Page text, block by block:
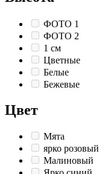
ФОТО 1
ФОТО 2
1 см
Цветные
Белые
Бежевые
Цвет
Мята
ярко розовый
Малиновый